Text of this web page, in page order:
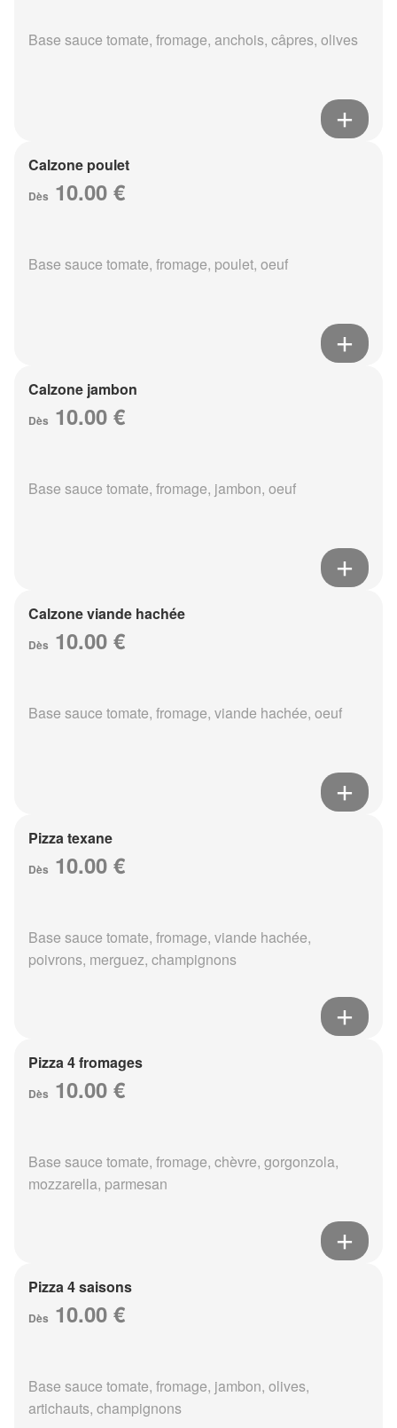
Base sauce tomate, fromage, anchois, câpres, olives
Calzone poulet
Dès 10.00 €
Base sauce tomate, fromage, poulet, oeuf
Calzone jambon
Dès 10.00 €
Base sauce tomate, fromage, jambon, oeuf
Calzone viande hachée
Dès 10.00 €
Base sauce tomate, fromage, viande hachée, oeuf
Pizza texane
Dès 10.00 €
Base sauce tomate, fromage, viande hachée,
poivrons, merguez, champignons
Pizza 4 fromages
Dès 10.00 €
Base sauce tomate, fromage, chèvre, gorgonzola,
mozzarella, parmesan
Pizza 4 saisons
Dès 10.00 €
Base sauce tomate, fromage, jambon, olives,
artichauts, champignons